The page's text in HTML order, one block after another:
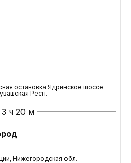
остановка Ядринское шоссе
Респ.
3 ч 20 м
Нижегородская обл.